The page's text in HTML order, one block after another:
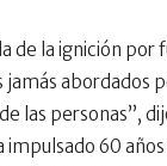
de la ignición
abordados
las personas”,
impulsado 60